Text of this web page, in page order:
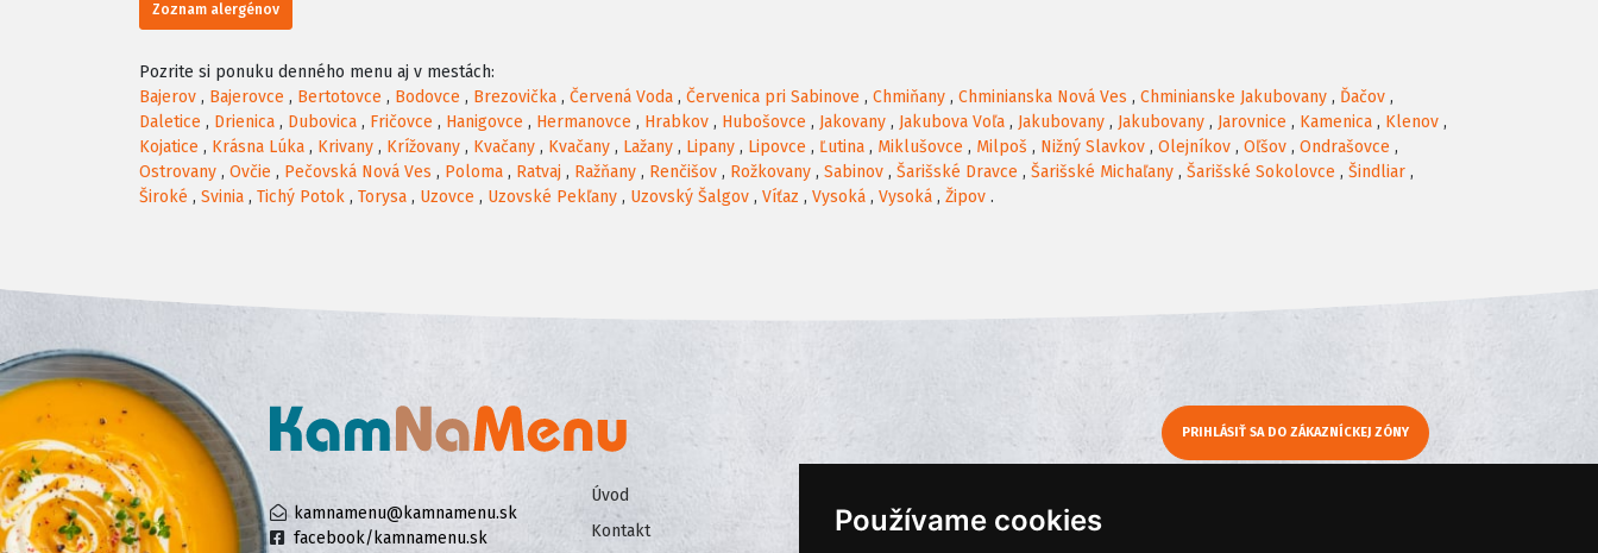
Používame cookies
Zoznam alergénov
Pozrite si ponuku denného menu aj v mestách:
Bajerov , Bajerovce , Bertotovce , Bodovce , Brezovička , Červená Voda , Červenica pri Sabinove , Chmiňany , Chminianska Nová Ves , Chminianske Jakubovany , Ďačov ,
Daletice , Drienica , Dubovica , Fričovce , Hanigovce , Hermanovce , Hrabkov , Hubošovce , Jakovany , Jakubova Voľa , Jakubovany , Jakubovany , Jarovnice , Kamenica , Klenov ,
Kojatice , Krásna Lúka , Krivany , Krížovany , Kvačany , Kvačany , Lažany , Lipany , Lipovce , Ľutina , Miklušovce , Milpoš , Nižný Slavkov , Olejníkov , Oľšov , Ondrašovce ,
Ostrovany , Ovčie , Pečovská Nová Ves , Poloma , Ratvaj , Ražňany , Renčišov , Rožkovany , Sabinov , Šarišské Dravce , Šarišské Michaľany , Šarišské Sokolovce , Šindliar ,
Široké , Svinia , Tichý Potok , Torysa , Uzovce , Uzovské Pekľany , Uzovský Šalgov , Víťaz , Vysoká , Vysoká , Žipov .
kamnamenu@kamnamenu.sk
facebook/kamnamenu.sk
PRIHLÁSIŤ SA DO ZÁKAZNÍCKEJ ZÓNY
Úvod
Kontakt
Ochrana osobných údajov